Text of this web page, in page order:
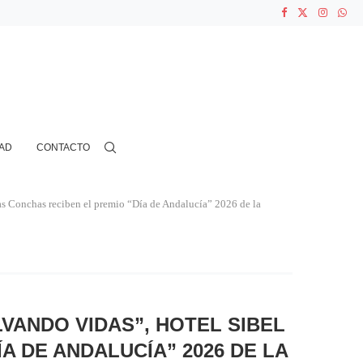
CONTACTO
Conchas reciben el premio “Día de Andalucía” 2026 de la
VIDAS”, HOTEL SIBEL
DE ANDALUCÍA” 2026 DE LA